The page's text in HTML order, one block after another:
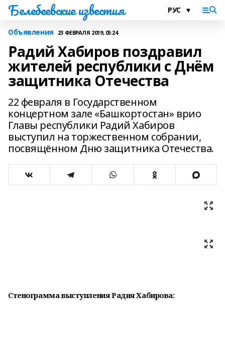
Белебеевские известия
Объявления 23 ФЕВРАЛЯ 2019, 05:24
Радий Хабиров поздравил
жителей республики с Днём
защитника Отечества
22 февраля в Государственном
концертном зале «Башкортостан» врио
Главы республики Радий Хабиров
выступил на торжественном собрании,
посвящённом Дню защитника Отечества.
Стенограмма выступления Радия Хабирова: